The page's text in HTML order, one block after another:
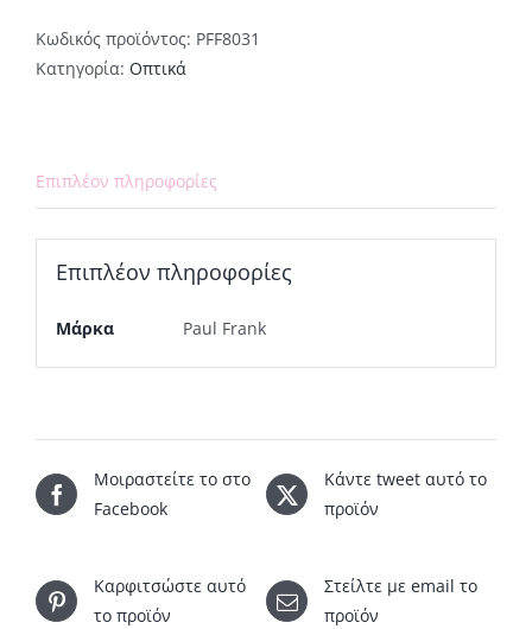
Κωδικός προϊόντος: PFF8031
Κατηγορία: Οπτικά
Επιπλέον πληροφορίες
Επιπλέον πληροφορίες
Μάρκα Paul Frank
Μοιραστείτε το στο
Facebook
Κάντε tweet αυτό το
προϊόν
Καρφιτσώστε αυτό
το προϊόν
Στείλτε με email το
προϊόν